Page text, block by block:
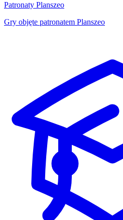
Patronaty Planszeo
Gry objęte patronatem Planszeo